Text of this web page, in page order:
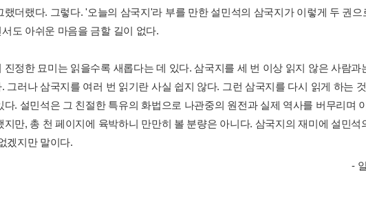
랬더랬다. 그렇다. '오늘의 삼국지'라 부를 만한 설민석의 삼국지가 이렇게 두 권으
도 아쉬운 마음을 금할 길이 없다.
진정한 묘미는 읽을수록 새롭다는 데 있다. 삼국지를 세 번 이상 읽지 않은 사람과
그러나 삼국지를 여러 번 읽기란 사실 쉽지 않다. 그런 삼국지를 다시 읽게 하는
다. 설민석은 그 친절한 특유의 화법으로 나관중의 원전과 실제 역사를 버무리며
지만, 총 천 페이지에 육박하니 만만히 볼 분량은 아니다. 삼국지의 재미에 설민
겠지만 말이다.
-